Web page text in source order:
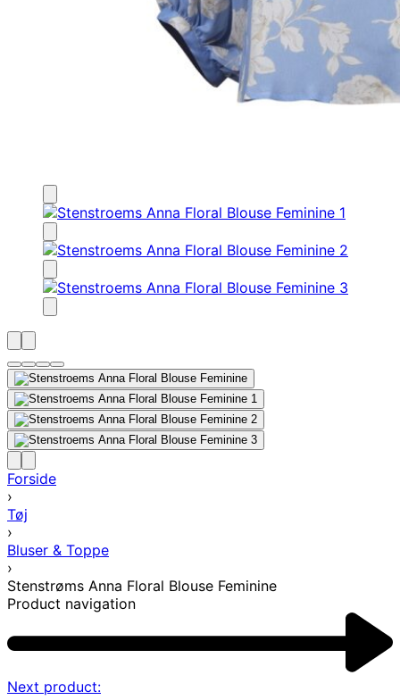
Forside
›
Tøj
›
Bluser & Toppe
›
Stenstrøms Anna Floral Blouse Feminine
Product navigation
Next product: